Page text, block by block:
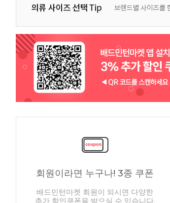
회원이라면 누구나! 3종 쿠폰
배드민턴마켓 회원이 되시면 다양한
추가 할인쿠폰을 받으실 수 있습니다.